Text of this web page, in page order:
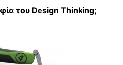
του Design Thinking;